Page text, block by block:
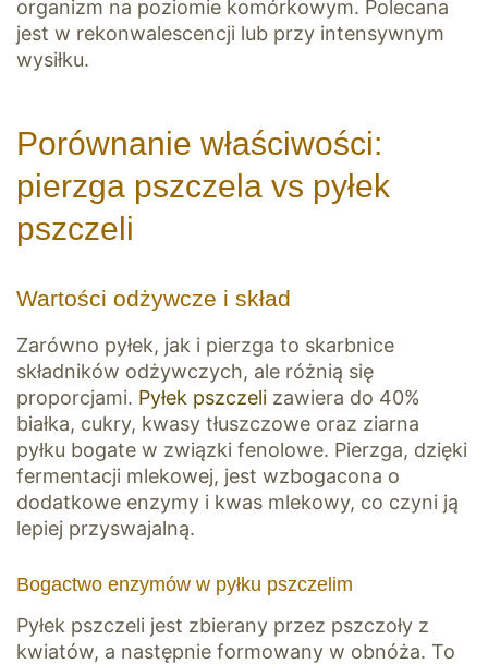
organizm na poziomie komórkowym. Polecana
jest w rekonwalescencji lub przy intensywnym
wysiłku.
Porównanie właściwości:
pierzga pszczela vs pyłek
pszczeli
Wartości odżywcze i skład
Zarówno pyłek, jak i pierzga to skarbnice
składników odżywczych, ale różnią się
proporcjami. Pyłek pszczeli zawiera do 40%
białka, cukry, kwasy tłuszczowe oraz ziarna
pyłku bogate w związki fenolowe. Pierzga, dzięki
fermentacji mlekowej, jest wzbogacona o
dodatkowe enzymy i kwas mlekowy, co czyni ją
lepiej przyswajalną.
Bogactwo enzymów w pyłku pszczelim
Pyłek pszczeli jest zbierany przez pszczoły z
kwiatów, a następnie formowany w obnóża. To